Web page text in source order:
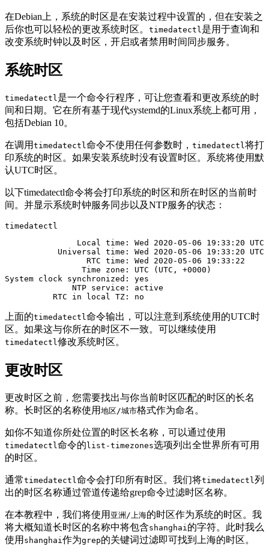
在Debian上，系统的时区是在安装过程中设置的，但在安装之
后你也可以轻松的更改系统时区。 timedatectl 是用于查询和
改变系统时钟以及时区，开启或者禁用时间同步服务。
系统时区
timedatectl 是一个命令行程序，可让您查看和更改系统的时
间和日期。它在所有基于现代systemd的Linux系统上都可用，
包括Debian 10。
在调用 timedatectl 命令不使用任何参数时， timedatectl 将打
印系统的时区。如果安装系统时没有设置时区。系统将使用默
认UTC时区。
以下timedatectl命令将会打印系统的时区和所在时区的当前时
间。并显示系统时钟服务同步以及NTP服务的状态：
timedatectl
               Local time: Wed 2020-05-06 19:33:20 UTC
           Universal time: Wed 2020-05-06 19:33:20 UTC
                 RTC time: Wed 2020-05-06 19:33:22
                Time zone: UTC (UTC, +0000)
System clock synchronized: yes
              NTP service: active
上面的timedatectl 命令输出，可以注意到系统使用的UTC时
区。如果这与你所在的时区不一致。可以继续使用
timedatectl 修改系统时区。
更改时区
更改时区之前，您需要找出与你当前时区匹配的时区的长名
称。长时区的名称使用 地区/城市格式作为命名。
如你不知道你所处位置的时区长名称，可以通过使用
timedatectl 命令的list-timezones选项列出全世界所有可用
的时区。
通常timedatectl 命令会打印所有时区。我们将timedatectl 列
出的时区名称通过管道传递给grep命令过滤时区名称。
在本教程中，我们将使用 亚洲/上海的时区作为系统的时区。我
将大概知道长时区的名称中将包含shanghai 的字符。此时我么
使用 shanghai 作为grep的关键词过滤即可找到上海的时区。